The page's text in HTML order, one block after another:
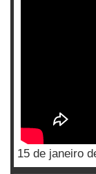
15 de janeiro